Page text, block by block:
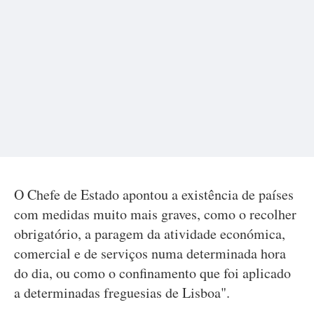
O Chefe de Estado apontou a existência de países
com medidas muito mais graves, como o recolher
obrigatório, a paragem da atividade económica,
comercial e de serviços numa determinada hora
do dia, ou como o confinamento que foi aplicado
a determinadas freguesias de Lisboa".